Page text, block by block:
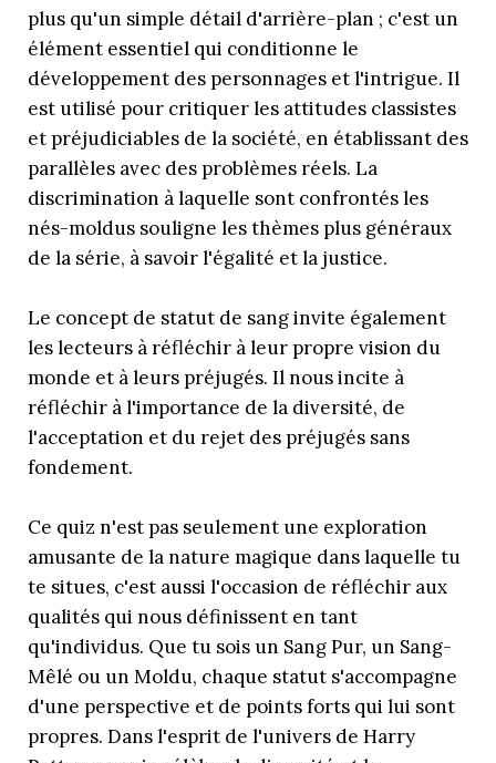
plus qu'un simple détail d'arrière-plan ; c'est un
élément essentiel qui conditionne le
développement des personnages et l'intrigue. Il
est utilisé pour critiquer les attitudes classistes
et préjudiciables de la société, en établissant des
parallèles avec des problèmes réels. La
discrimination à laquelle sont confrontés les
nés-moldus souligne les thèmes plus généraux
de la série, à savoir l'égalité et la justice.
Le concept de statut de sang invite également
les lecteurs à réfléchir à leur propre vision du
monde et à leurs préjugés. Il nous incite à
réfléchir à l'importance de la diversité, de
l'acceptation et du rejet des préjugés sans
fondement.
Ce quiz n'est pas seulement une exploration
amusante de la nature magique dans laquelle tu
te situes, c'est aussi l'occasion de réfléchir aux
qualités qui nous définissent en tant
qu'individus. Que tu sois un Sang Pur, un Sang-
Mêlé ou un Moldu, chaque statut s'accompagne
d'une perspective et de points forts qui lui sont
propres. Dans l'esprit de l'univers de Harry